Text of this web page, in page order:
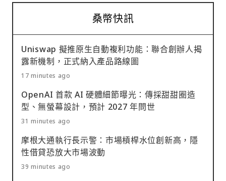
桑幣快訊
Uniswap 擬推原生自動複利功能：聯合創辦人揭
露新機制，正式納入產品路線圖
17 minutes ago
OpenAI 首款 AI 硬體細節曝光：傳採甜甜圈造
型、無螢幕設計，預計 2027 年問世
31 minutes ago
摩根大通執行長示警：市場槓桿水位創新高，隱
性借貸恐放大市場波動
39 minutes ago